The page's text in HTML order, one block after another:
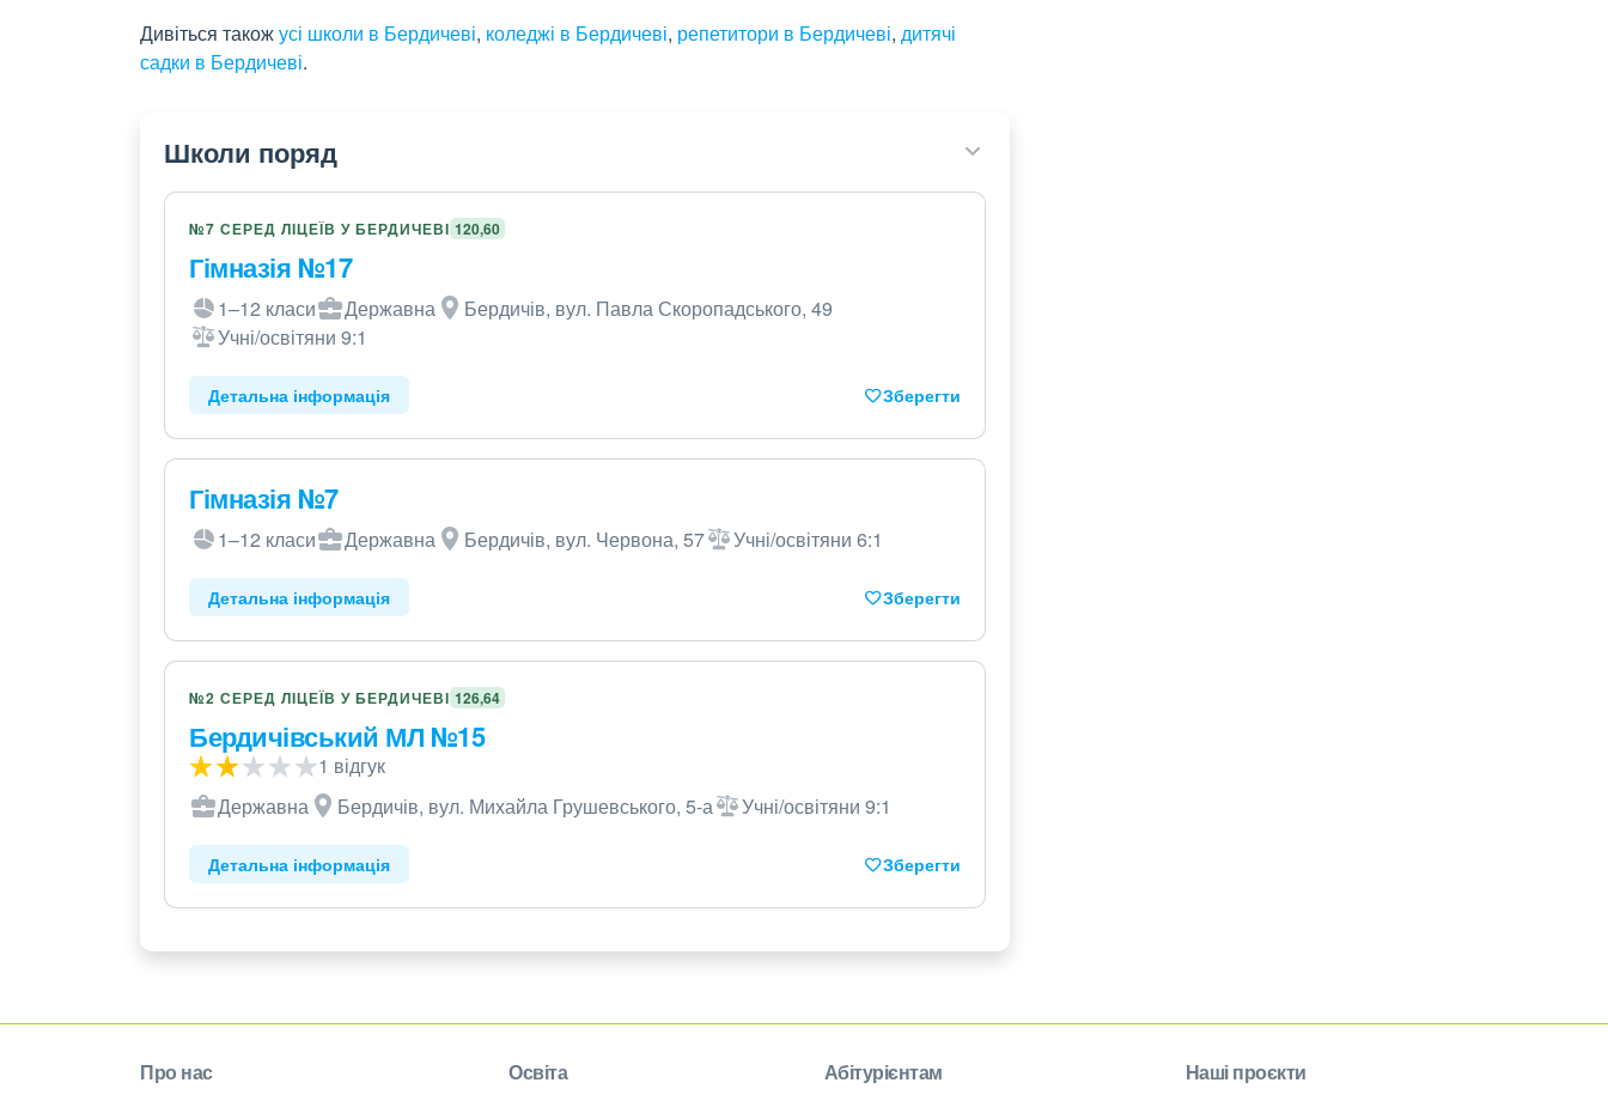
Дивіться такожусі школи в Бердичеві, коледжі в Бердичеві, репетитори в Бердичеві, дитячі
садки в Бердичеві.
Школи поряд
№7 СЕРЕД ЛІЦЕЇВ У БЕРДИЧЕВІ 120,60
Гімназія №17
1–12 класи Державна
Бердичів, вул. Павла Скоропадського, 49
Учні/освітяни 9:1
Детальна інформація Зберегти
Гімназія №7
1–12 класи Державна Бердичів, вул. Червона, 57 Учні/освітяни 6:1
Детальна інформація Зберегти
№2 СЕРЕД ЛІЦЕЇВ У БЕРДИЧЕВІ 126,64
Бердичівський МЛ №15
1 відгук
Державна
Бердичів, вул. Михайла Грушевського, 5-а Учні/освітяни 9:1
Детальна інформація Зберегти
Про нас Освіта Абітурієнтам Наші проєкти